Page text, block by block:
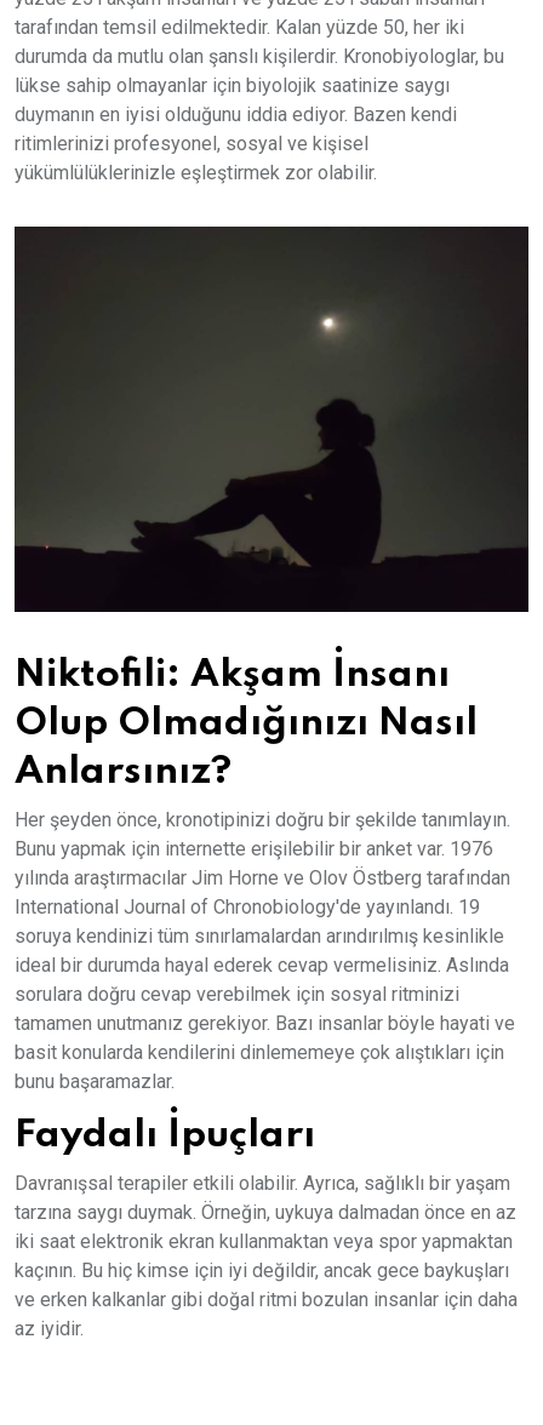
tarafından temsil edilmektedir. Kalan yüzde 50, her iki
durumda da mutlu olan şanslı kişilerdir. Kronobiyologlar, bu
lükse sahip olmayanlar için biyolojik saatinize saygı
duymanın en iyisi olduğunu iddia ediyor. Bazen kendi
ritimlerinizi profesyonel, sosyal ve kişisel
yükümlülüklerinizle eşleştirmek zor olabilir.
Niktofili: Akşam İnsanı
Olup Olmadığınızı Nasıl
Anlarsınız?
Her şeyden önce, kronotipinizi doğru bir şekilde tanımlayın.
Bunu yapmak için internette erişilebilir bir anket var. 1976
yılında araştırmacılar Jim Horne ve Olov Östberg tarafından
International Journal of Chronobiology'de yayınlandı. 19
soruya kendinizi tüm sınırlamalardan arındırılmış kesinlikle
ideal bir durumda hayal ederek cevap vermelisiniz. Aslında
sorulara doğru cevap verebilmek için sosyal ritminizi
tamamen unutmanız gerekiyor. Bazı insanlar böyle hayati ve
basit konularda kendilerini dinlememeye çok alıştıkları için
bunu başaramazlar.
Faydalı İpuçları
Davranışsal terapiler etkili olabilir. Ayrıca, sağlıklı bir yaşam
tarzına saygı duymak. Örneğin, uykuya dalmadan önce en az
iki saat elektronik ekran kullanmaktan veya spor yapmaktan
kaçının. Bu hiç kimse için iyi değildir, ancak gece baykuşları
ve erken kalkanlar gibi doğal ritmi bozulan insanlar için daha
az iyidir.